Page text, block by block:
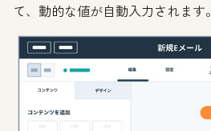
て、動的な値が自動入力されます。